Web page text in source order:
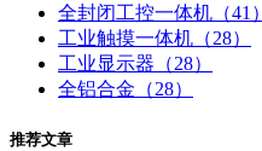
全封闭工控一体机 （41）
工业触摸一体机 （28）
工业显示器 （28）
全铝合金 （28）
推荐文章